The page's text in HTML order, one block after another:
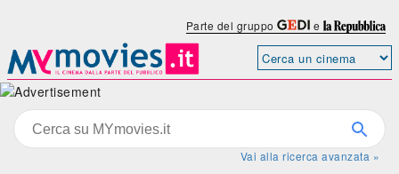
Parte del gruppo e
Vai alla ricerca avanzata »